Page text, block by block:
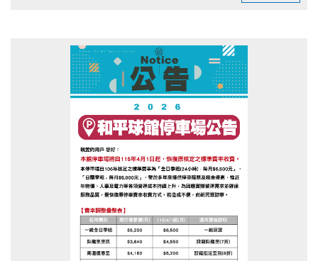
網路預約請點我(開啟新視窗)
▪︎ 大安APP 長佳Sports+ APP傳送門⬇
APPLE 傳送門點我(開啟新視窗)
google play 傳送門點我(開啟新視窗)
電話洽詢 場務組(02)2377-0300分機103、104